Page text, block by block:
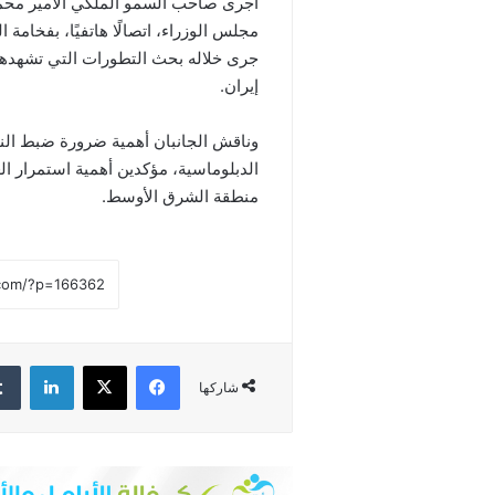
مجلس الوزراء، اتصالًا هاتفيًا،
جرى خلاله بحث التطورات التي
إيران.
وناقش الجانبان أهمية ضرورة ضبط
الدبلوماسية، مؤكدين أهمية استمرار
منطقة الشرق الأوسط.
شاركها
فيسبوك ‫X لينكدإن